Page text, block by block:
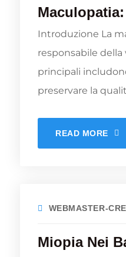
Introduzione La
responsabile
principali
preservare la
READ MORE
WEBMASTER-
Miopia Nei